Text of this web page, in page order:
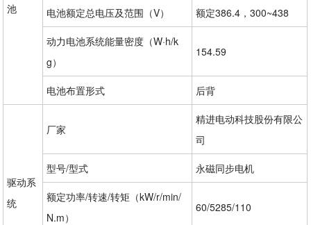
池
电池额定总电压及范围（V） 额定386.4，300~438
动力电池系统能量密度（W·h/k
g）
154.59
电池布置形式 后背
驱动系
统
厂家
精进电动科技股份有限公
司
型号/型式 永磁同步电机
额定功率/转速/转矩（kW/r/min/
N.m）
60/5285/110